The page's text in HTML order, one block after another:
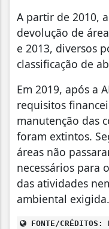
A partir de 2010,
devolução de
e 2013, diversos
classificação de
Em 2019, após a
requisitos
manutenção das
foram extintos.
áreas não
necessários para
das atividades
ambiental exigida.
FONTE/CRÉDITOS: